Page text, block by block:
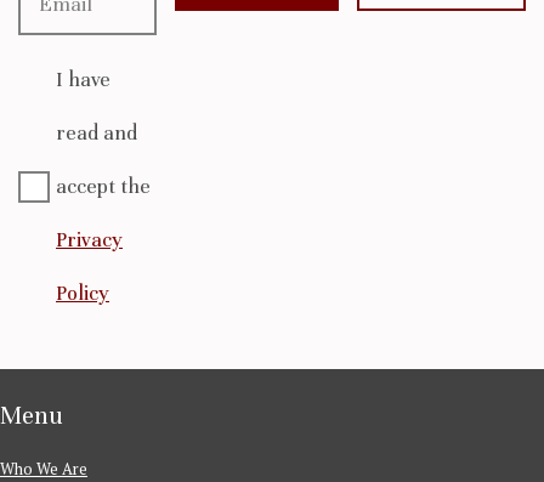
I have
read and
accept the
Privacy
Policy
Menu
Who We Are